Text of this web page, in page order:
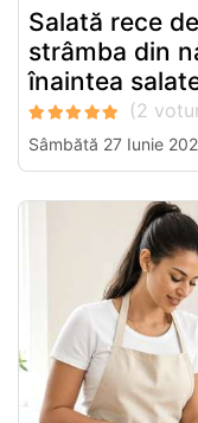
Salată rece
strâmba din
înaintea
Sâmbătă 27 Iunie